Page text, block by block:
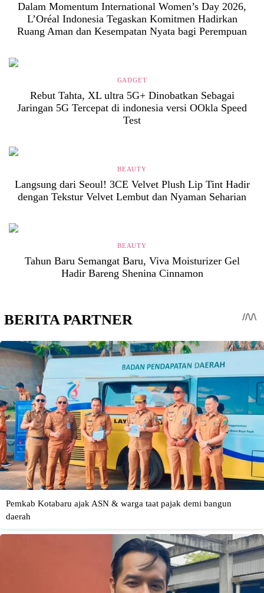
Dalam Momentum International Women’s Day 2026,
L’Oréal Indonesia Tegaskan Komitmen Hadirkan
Ruang Aman dan Kesempatan Nyata bagi Perempuan
GADGET
Rebut Tahta, XL ultra 5G+ Dinobatkan Sebagai
Jaringan 5G Tercepat di indonesia versi OOkla Speed
Test
BEAUTY
Langsung dari Seoul! 3CE Velvet Plush Lip Tint Hadir
dengan Tekstur Velvet Lembut dan Nyaman Seharian
BEAUTY
Tahun Baru Semangat Baru, Viva Moisturizer Gel
Hadir Bareng Shenina Cinnamon